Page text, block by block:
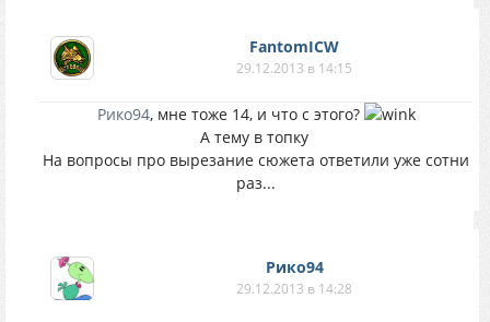
FantomICW
29.12.2013 в 14:15
Рико94, мне тоже 14, и что с этого?
А тему в топку
На вопросы про вырезание сюжета ответили уже сотни
раз...
Рико94
29.12.2013 в 14:28